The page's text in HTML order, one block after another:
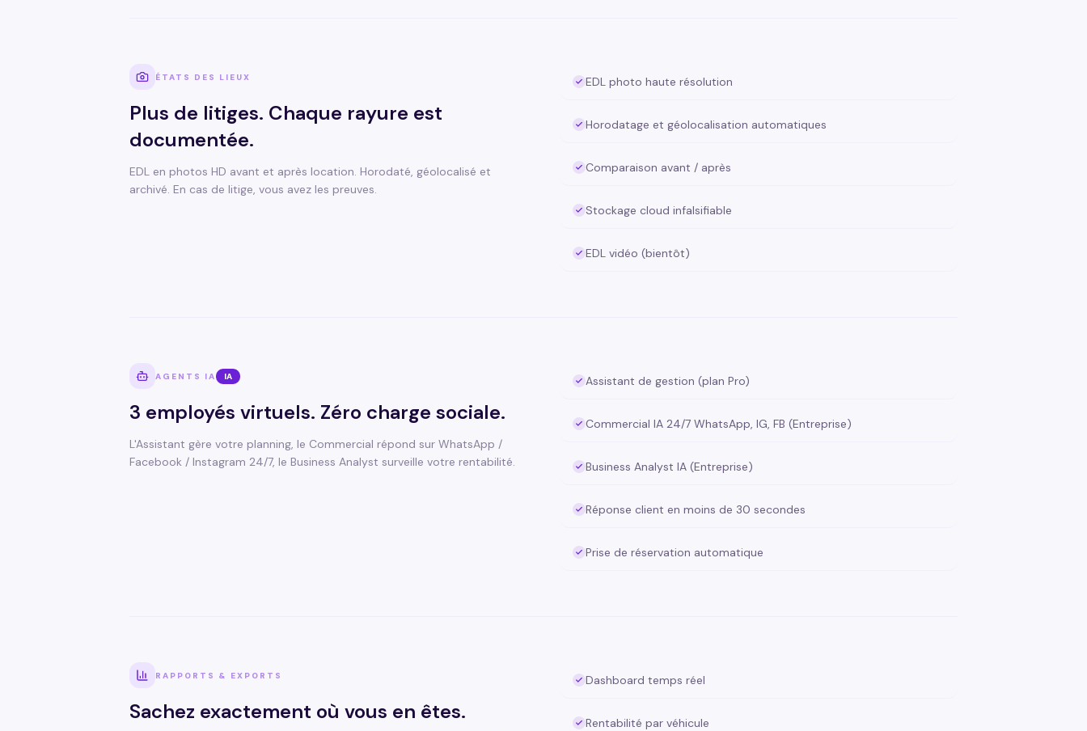
ÉTATS DES LIEUX
Plus de litiges. Chaque rayure est
documentée.
EDL en photos HD avant et après location. Horodaté, géolocalisé et
archivé. En cas de litige, vous avez les preuves.
EDL photo haute résolution
Horodatage et géolocalisation automatiques
Comparaison avant / après
Stockage cloud infalsifiable
EDL vidéo (bientôt)
AGENTS IA IA
3 employés virtuels. Zéro charge sociale.
L'Assistant gère votre planning, le Commercial répond sur WhatsApp /
Facebook / Instagram 24/7, le Business Analyst surveille votre rentabilité.
Assistant de gestion (plan Pro)
Commercial IA 24/7 WhatsApp, IG, FB (Entreprise)
Business Analyst IA (Entreprise)
Réponse client en moins de 30 secondes
Prise de réservation automatique
RAPPORTS & EXPORTS
Sachez exactement où vous en êtes.
Dashboard temps réel
Rentabilité par véhicule